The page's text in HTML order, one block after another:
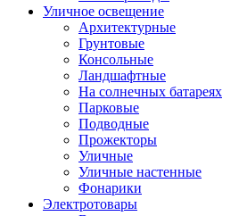
Уличное освещение
Архитектурные
Грунтовые
Консольные
Ландшафтные
На солнечных батареях
Парковые
Подводные
Прожекторы
Уличные
Уличные настенные
Фонарики
Электротовары